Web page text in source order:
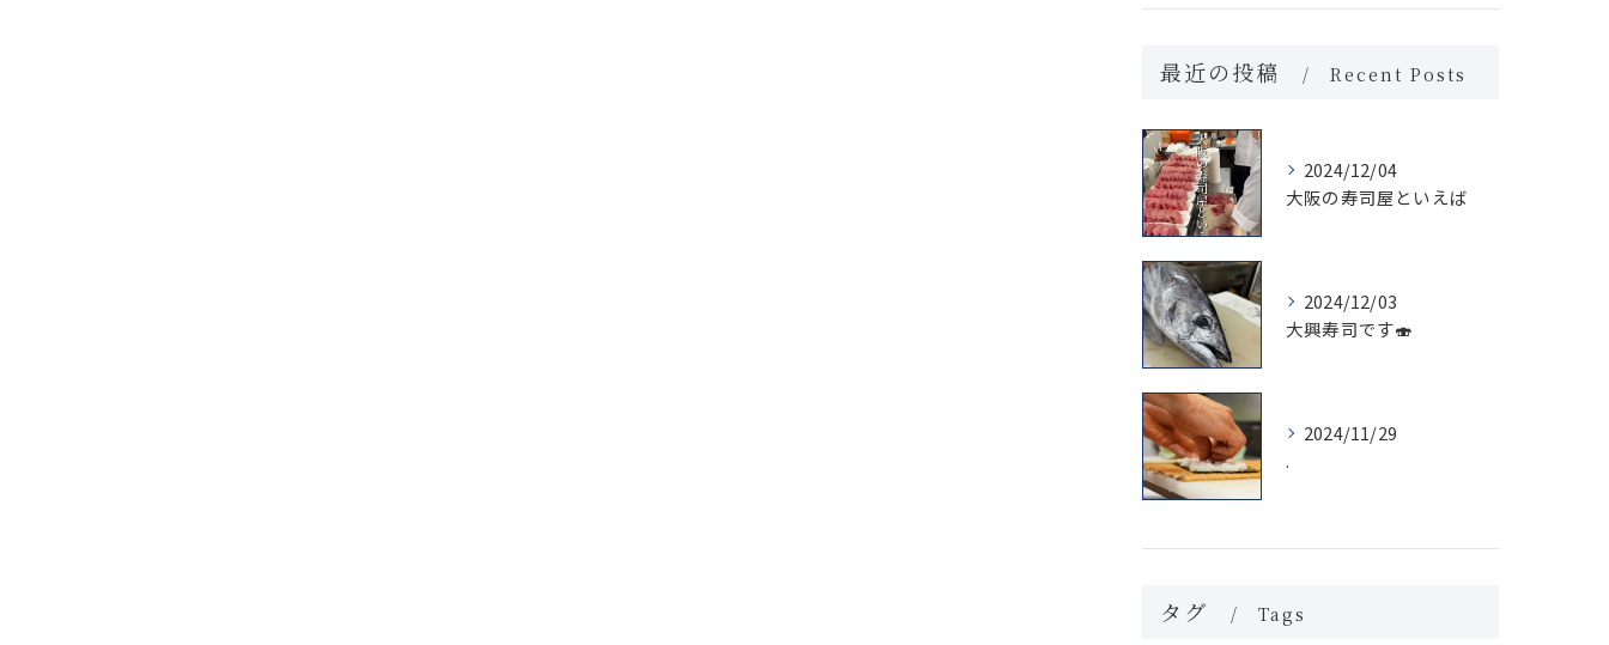
最近の投稿 Recent Posts
2024/12/04
大阪の寿司屋といえば
2024/12/03
大興寿司です🍣
2024/11/29
.
タグ Tags